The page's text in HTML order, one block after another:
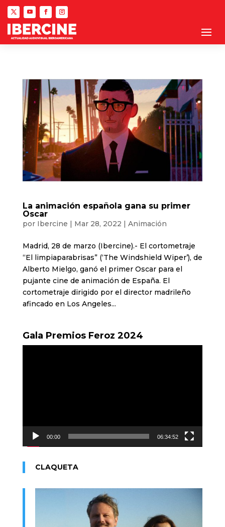
La animación española gana su primer
Oscar
por Ibercine | Mar 28, 2022 | Animación
Madrid, 28 de marzo (Ibercine).- El cortometraje
“El limpiaparabrisas” (‘The Windshield Wiper’), de
Alberto Mielgo, ganó el primer Oscar para el
pujante cine de animación de España. El
cortometraje dirigido por el director madrileño
afincado en Los Angeles...
Gala Premios Feroz 2024
00:00 06:34:52
CLAQUETA